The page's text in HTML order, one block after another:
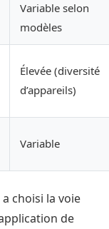
Variable selon
modèles
Élevée (diversité
d’appareils)
Variable
choisi la voie
de